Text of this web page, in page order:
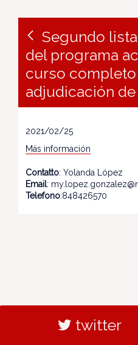
Segundo
del programa
curso completo
adjudicación de
2021/02/25
Más información
Contatto: Yolanda López
Email:
Telefono:848426570
twitter